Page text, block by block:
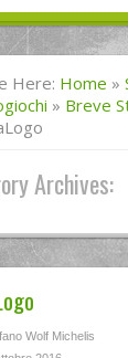
Here: Home »
» Breve
Archives:
Wolf Michelis